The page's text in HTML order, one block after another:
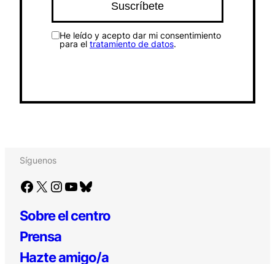
He leído y acepto dar mi consentimiento
para el tratamiento de datos.
Síguenos
Facebook X Instagram YouTube Bluesky
Sobre el centro
Prensa
Hazte amigo/a